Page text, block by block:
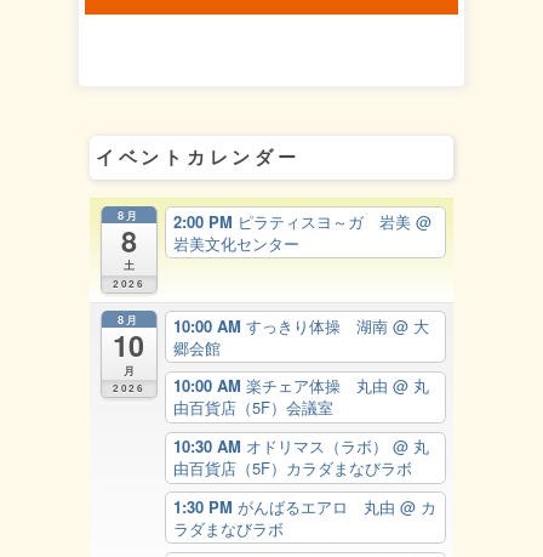
イベントカレンダー
8月
8
土
2026
2:00 PM ピラティスヨ～ガ 岩美 @
岩美文化センター
8月
10
月
2026
10:00 AM すっきり体操 湖南 @ 大
郷会館
10:00 AM 楽チェア体操 丸由 @ 丸
由百貨店（5F）会議室
10:30 AM オドリマス（ラボ） @ 丸
由百貨店（5F）カラダまなびラボ
1:30 PM がんばるエアロ 丸由 @ カ
ラダまなびラボ